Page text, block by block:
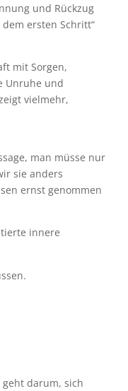
und Rückzug
ersten Schritt“
mit Sorgen,
Unruhe und
vielmehr,
man müsse nur
sie anders
ernst genommen
innere
darum, sich